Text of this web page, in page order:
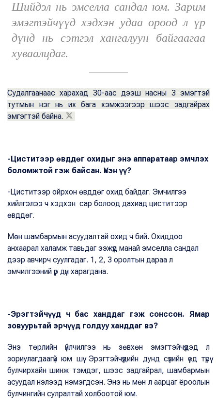
Шийдэл нь эмселла сандал юм. Зарим
эмэгтэйчүүд хэдхэн удаа ороод л үр
дүнд нь сэтгэл хангалуун байгаагаа
хуваалцдаг.
Судалгаанаас харахад 30-аас дээш насны 3 эмэгтэй
тутмын нэг нь их бага хэмжээгээр шээс задгайрах
эмгэгтэй байна.
-Циститээр өвддөг охидыг энэ аппаратаар эмчлэх
боломжтой гэж байсан. Үнэн үү?
-Циститээр ойрхон өвддөг охид байдаг. Эмчилгээ
хийлгэлээ ч хэдхэн сар болоод дахиад циститээр
өвддөг.
Мөн шамбармын асуудалтай охид ч бий. Охиддоо
анхаарал халамж тавьдаг ээжүүд манай эмселла сандал
дээр авчирч суулгадаг. 1, 2, 3 оролтын дараа л
эмчилгээний үр дүн харагдана.
-Эрэгтэйчүүд ч бас ханддаг гэж сонссон. Ямар
зовуурьтай эрчүүд голдуу ханддаг вэ?
Энэ төрлийн үйлчилгээ нь зөвхөн эмэгтэйчүүдэд л
зориулагдаагүй юм шүү. Эрэгтэйчүүдийн дунд сүүлийн үед түрүү
булчирхайн шинж тэмдэг, шээс задгайрал, шамбармын
асуудал нэлээд нэмэгдсэн. Энэ нь мөн л аарцаг ёроолын
булчингийн сулралтай холбоотой юм.